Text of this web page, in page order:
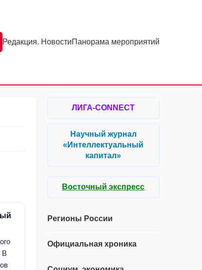
Редакция. НовостиПанорама мероприятий
В
ЛИГА-CONNECT
Научный журнал
«Интеллектуальный
капитал»
Восточный экспресс
Регионы России
Официальная хроника